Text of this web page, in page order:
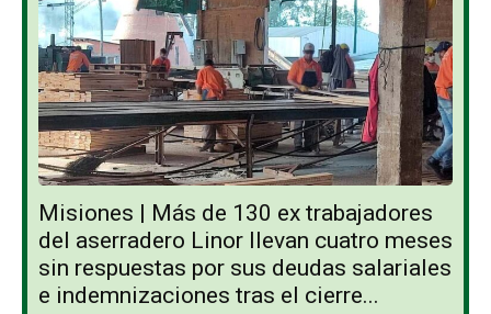
Misiones | Más de 130 ex trabajadores
del aserradero Linor llevan cuatro meses
sin respuestas por sus deudas salariales
e indemnizaciones tras el cierre...